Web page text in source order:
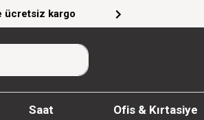
Giyim Ürünlerinde
Saat Ofis & Kırtasiye